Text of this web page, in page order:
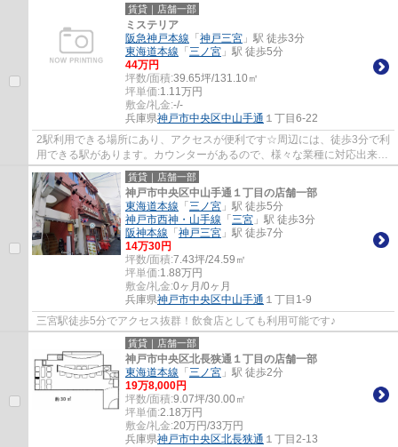
賃貸｜店舗一部
ミステリア
阪急神戸本線 「 神戸三宮 」駅 徒歩3分
東海道本線 「 三ノ宮 」駅 徒歩5分
44万円
坪数/面積:39.65坪/131.10㎡
坪単価:1.11万円
敷金/礼金:-/-
兵庫県神戸市中央区中山手通 １丁目6-22
2駅利用できる場所にあり、アクセスが便利です☆周辺には、徒歩3分で利
用できる駅があります。カウンターがあるので、様々な業種に対応出来ま
す！
賃貸｜店舗一部
神戸市中央区中山手通１丁目の店舗一部
東海道本線 「 三ノ宮 」駅 徒歩5分
神戸市西神・山手線 「 三宮 」駅 徒歩3分
阪神本線 「 神戸三宮 」駅 徒歩7分
14万30円
坪数/面積:7.43坪/24.59㎡
坪単価:1.88万円
敷金/礼金:0ヶ月/0ヶ月
兵庫県神戸市中央区中山手通 １丁目1-9
三宮駅徒歩5分でアクセス抜群！飲食店としても利用可能です♪
賃貸｜店舗一部
神戸市中央区北長狭通１丁目の店舗一部
東海道本線 「 三ノ宮 」駅 徒歩2分
19万8,000円
坪数/面積:9.07坪/30.00㎡
坪単価:2.18万円
敷金/礼金:20万円/33万円
兵庫県神戸市中央区北長狭通 １丁目2-13